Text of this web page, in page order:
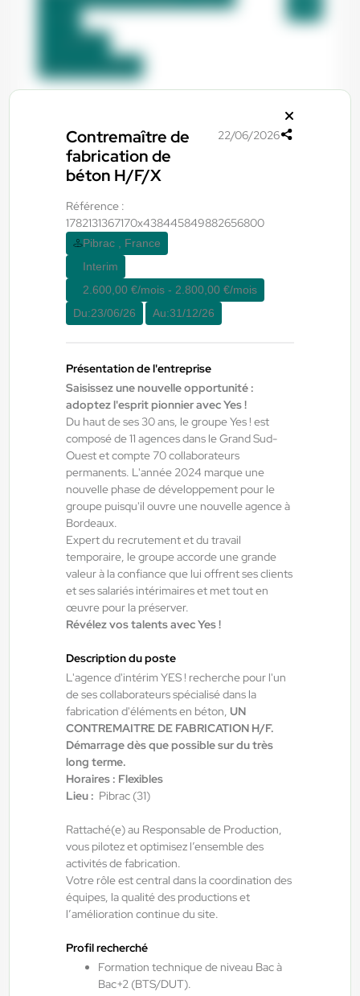
Contremaître de
fabrication de
béton H/F/X
22/06/2026
Référence :
1782131367170x438445849882656800
Pibrac , France
Interim
2.600,00 €/mois - 2.800,00 €/mois
Du:23/06/26 Au:31/12/26
Présentation de l'entreprise
Saisissez une nouvelle opportunité :
adoptez l'esprit pionnier avec Yes !
Du haut de ses 30 ans, le groupe Yes ! est
composé de 11 agences dans le Grand Sud-
Ouest et compte 70 collaborateurs
permanents. L'année 2024 marque une
nouvelle phase de développement pour le
groupe puisqu'il ouvre une nouvelle agence à
Bordeaux.
Expert du recrutement et du travail
temporaire, le groupe accorde une grande
valeur à la confiance que lui offrent ses clients
et ses salariés intérimaires et met tout en
œuvre pour la préserver.
Révélez vos talents avec Yes !
Description du poste
L'agence d'intérim YES ! recherche pour l'un
de ses collaborateurs spécialisé dans la
fabrication d'éléments en béton,UN
CONTREMAITRE DE FABRICATION H/F.
Démarrage dès que possible sur du très
long terme.
Horaires : Flexibles
Lieu : Pibrac (31)
Rattaché(e) au Responsable de Production,
vous pilotez et optimisez l’ensemble des
activités de fabrication.
Votre rôle est central dans la coordination des
équipes, la qualité des productions et
l’amélioration continue du site.
Profil recherché
Formation technique de niveau Bac à
Bac+2 (BTS/DUT).
12,98 €/h
Début le:01/09/26
20/07/2026
OPERATEUR DE PRODUCTION
Interim
12,31 €/h
01/09/26
Yes ! Pamiers
Villeneuve-d'Olmes , France
Interim
12,31 €/h
Au: 30/09/26
Yes ! Pamiers
OPERATEUR DE PRODUCTION
Villeneuve-d'Olmes , France
Interim
01/09/26 Au: 30/09/26
Yes ! Pamiers 21/07/2026
TECHNICIEN DE MAINTENANCE
INDUSTRIELLE
CDI
12,98 €/h
Yes ! Bâtiment
Menuisier H/F/X